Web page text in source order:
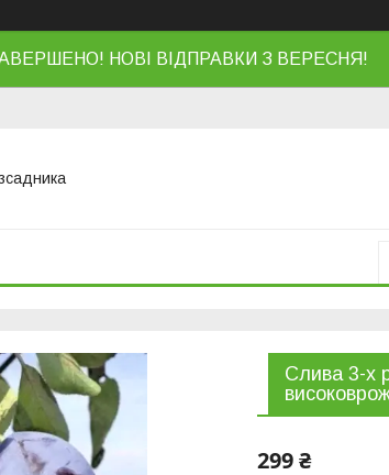
НОВІ ВІДПРАВКИ З ВЕРЕСНЯ!
Слива 3-х
299 ₴